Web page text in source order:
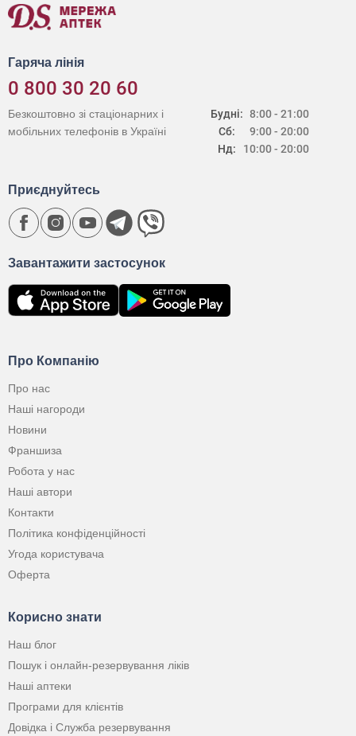
Гаряча лінія
0 800 30 20 60
Будні:
Сб:
Нд:
8:00 - 21:00
9:00 - 20:00
10:00 - 20:00
Безкоштовно зі стаціонарних і
мобільних телефонів в Україні
Про Компанію
Про нас
Наші нагороди
Новини
Франшиза
Робота у нас
Наші автори
Контакти
Політика конфіденційності
Угода користувача
Оферта
Корисно знати
Наш блог
Пошук і онлайн-резервування ліків
Наші аптеки
Програми для клієнтів
Довідка і Служба резервування
Завантажити застосунок
Приєднуйтесь